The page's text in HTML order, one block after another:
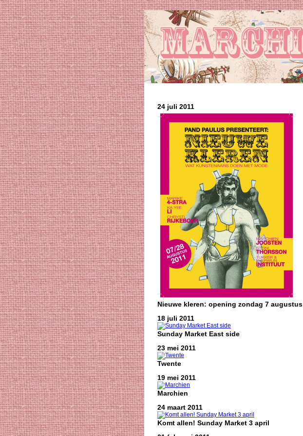
24 juli 2011
Nieuwe kleren: opening zondag 7 augustus
18 juli 2011
Sunday Market East side
23 mei 2011
Twente
19 mei 2011
Marchien
24 maart 2011
Komt allen! Sunday Market 3 april